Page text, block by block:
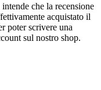
che la recensione
acquistato il
poter scrivere una
sul nostro shop.